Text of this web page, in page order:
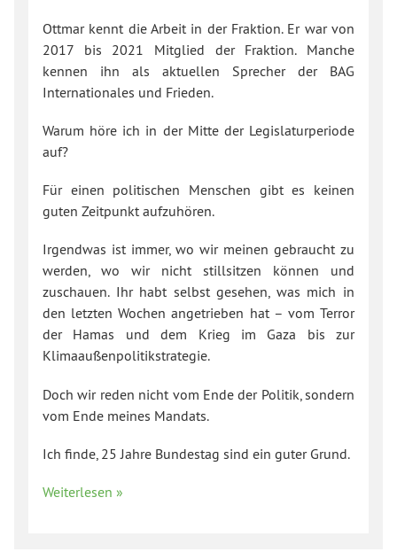
Ottmar kennt die Arbeit in der Fraktion. Er war von
2017 bis 2021 Mitglied der Fraktion. Manche
kennen ihn als aktuellen Sprecher der BAG
Internationales und Frieden.
Warum höre ich in der Mitte der Legislaturperiode
auf?
Für einen politischen Menschen gibt es keinen
guten Zeitpunkt aufzuhören.
Irgendwas ist immer, wo wir meinen gebraucht zu
werden, wo wir nicht stillsitzen können und
zuschauen. Ihr habt selbst gesehen, was mich in
den letzten Wochen angetrieben hat – vom Terror
der Hamas und dem Krieg im Gaza bis zur
Klimaaußenpolitikstrategie.
Doch wir reden nicht vom Ende der Politik, sondern
vom Ende meines Mandats.
Ich finde, 25 Jahre Bundestag sind ein guter Grund.
Weiterlesen »